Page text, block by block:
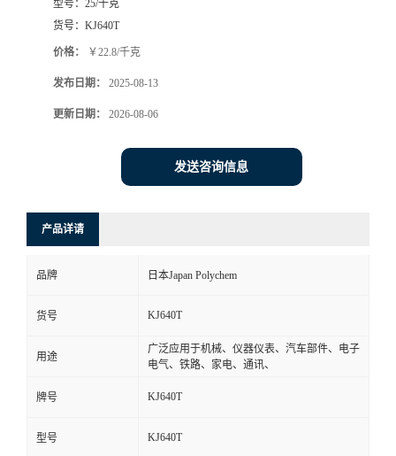
型号： 25/千克
货号： KJ640T
价格： ￥22.8/千克
发布日期： 2025-08-13
更新日期： 2026-08-06
发送咨询信息
产品详请
品牌 日本Japan Polychem
货号 KJ640T
用途
广泛应用于机械、仪器仪表、汽车部件、电子
电气、铁路、家电、通讯、
牌号 KJ640T
型号 KJ640T